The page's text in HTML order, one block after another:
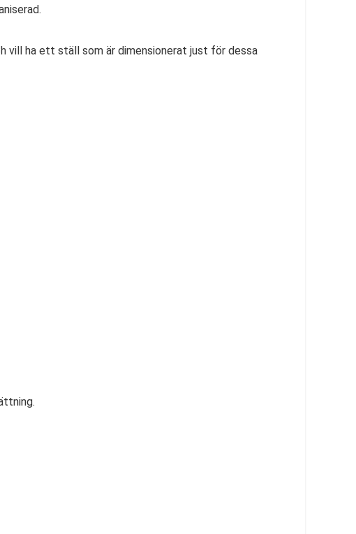
vill ha ett ställ som är dimensionerat just för dessa